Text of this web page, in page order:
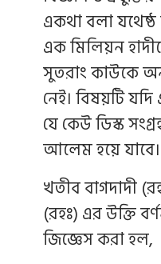
একথা বলা
এক মিলিয়ন
সুতরাং কাউকে
নেই। বিষয়টি
যে কেউ ডিস্ক
আলেম হয়ে যাবে।
খতীব বাগদাদী
(রহঃ) এর উক্তি
জিজ্ঞেস করা হল,